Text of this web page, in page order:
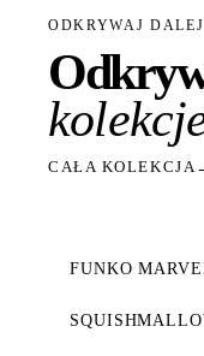
ODKRYWAJ DALEJ
CAŁA KOLEKCJA
FUNKO